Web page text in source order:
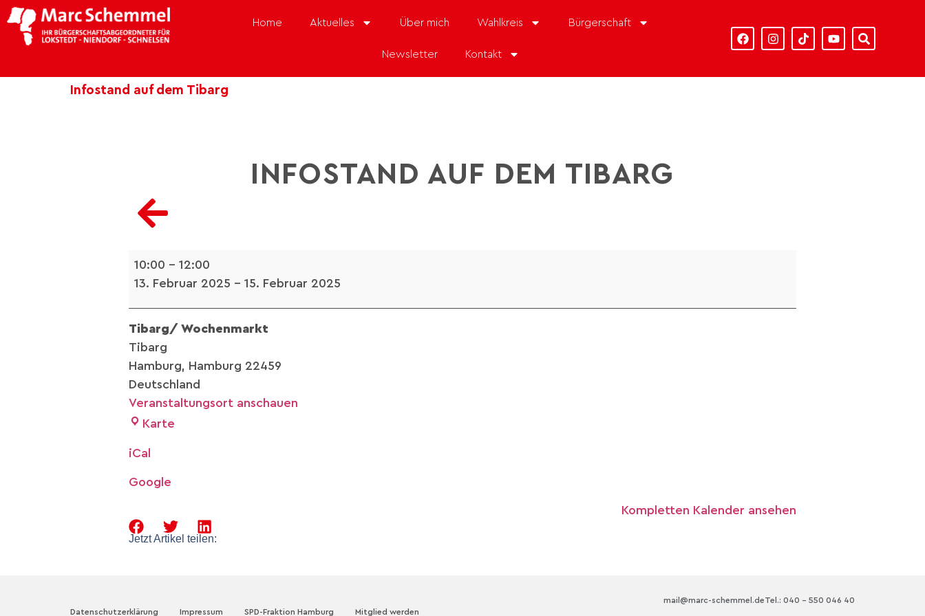
Home Aktuelles Über mich Wahlkreis Bürgerschaft
Newsletter Kontakt
Infostand auf dem Tibarg
INFOSTAND AUF DEM TIBARG
10:00 – 12:00
13. Februar 2025 – 15. Februar 2025
Tibarg/ Wochenmarkt
Tibarg
Hamburg, Hamburg 22459
Deutschland
Veranstaltungsort anschauen
Karte
iCal
Google
Kompletten Kalender ansehen
Jetzt Artikel teilen:
Datenschutzerklärung Impressum SPD-Fraktion Hamburg Mitglied werden
Tel.: 040 – 550 046 40
mail@marc-schemmel.de